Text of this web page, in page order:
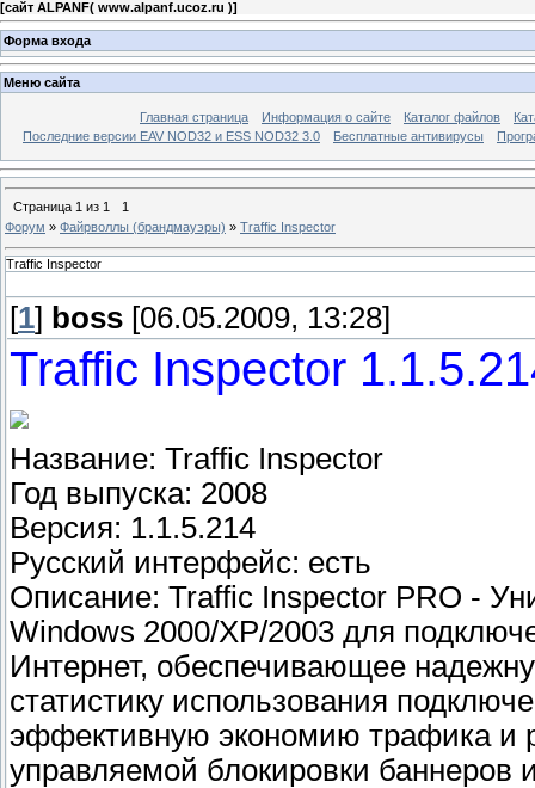
[сайт ALPANF( www.alpanf.ucoz.ru )]
Форма входа
Меню сайта
Главная страница Информация о сайте Каталог файлов
Последние версии EAV NOD32 и ESS NOD32 3.0
Бесплатные антивирусы
Страница 1 из 1
1
Форум » Файрволлы (брандмауэры) » Traffic Inspector
Traffic Inspector
[1] boss [06.05.2009, 13:28]
Traffic Inspector
Название: Traffic Inspector
Год выпуска: 2008
Версия: 1.1.5.214
Русский интерфейс: есть
Описание: Traffic Inspector PRO -
Windows 2000/XP/2003 для
Интернет, обеспечивающее
статистику использования
эффективную экономию трафика и
управляемой блокировки баннеров